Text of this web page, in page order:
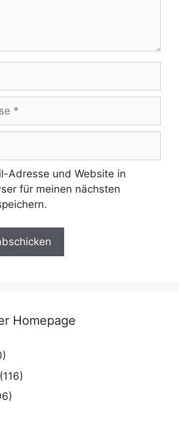
Adresse und Website in
für meinen nächsten
Homepage
(116)